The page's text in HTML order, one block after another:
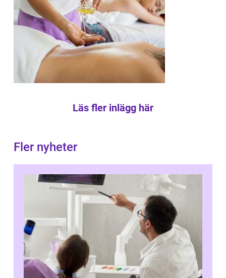
Läs fler inlägg här
Fler nyheter